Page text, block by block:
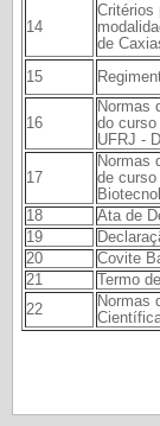
14
Critérios
de
15
16
Normas
do
UFRJ -
17
Normas
de
18
Ata de
19
20
Covite
21
Termo
22
Normas